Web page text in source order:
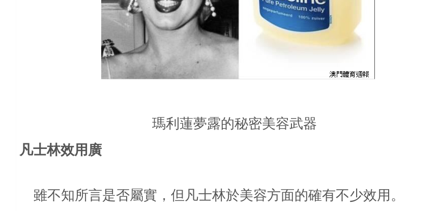
瑪利蓮夢露的秘密美容武器
凡士林效用廣
雖不知所言是否屬實，但凡士林於美容方面的確有不少效用。